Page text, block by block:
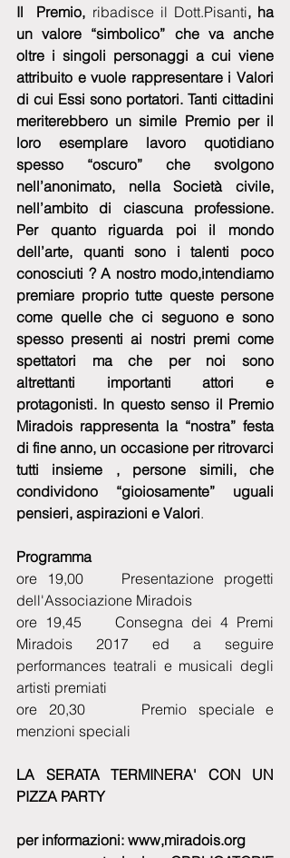
Il  Premio, ribadisce il Dott.Pisanti, ha
un valore “simbolico” che va anche
oltre i singoli personaggi a cui viene
attribuito e vuole rappresentare i Valori
di cui Essi sono portatori. Tanti cittadini
meriterebbero un simile Premio per il
loro esemplare lavoro quotidiano
spesso “oscuro” che svolgono
nell’anonimato, nella Società civile,
nell’ambito di ciascuna professione.
Per quanto riguarda poi il mondo
dell’arte, quanti sono i talenti poco
conosciuti ? A nostro modo,intendiamo
premiare proprio tutte queste persone
come quelle che ci seguono e sono
spesso presenti ai nostri premi come
spettatori ma che per noi sono
altrettanti importanti attori e
protagonisti. In questo senso il Premio
Miradois rappresenta la “nostra” festa
di fine anno, un occasione per ritrovarci
tutti insieme , persone simili, che
condividono “gioiosamente” uguali
pensieri, aspirazioni e Valori.
Programma
ore 19,00    Presentazione progetti
dell'Associazione Miradois
ore 19,45    Consegna dei 4 Premi
Miradois 2017 ed a seguire
performances teatrali e musicali degli
artisti premiati
ore 20,30     Premio speciale e
menzioni speciali
LA SERATA TERMINERA' CON UN
PIZZA PARTY
per informazioni: www,miradois.org